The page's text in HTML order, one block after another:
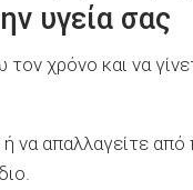
υγεία σας
χρόνο και να
να απαλλαγείτε